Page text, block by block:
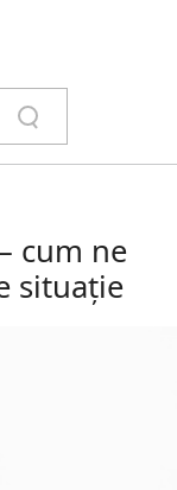
cum ne
situație